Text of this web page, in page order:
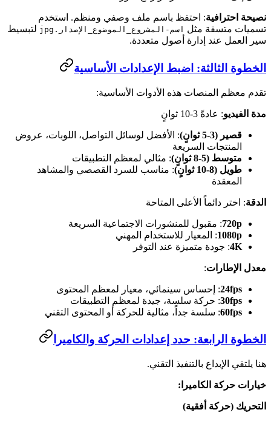
نصيحة احترافية: احتفظ باسم ملف وصفي ومنظم. استخدم
تسميات متسقة مثل
اسم-المشروع_الموضوع_الإصدار.jpg
لتبسيط
سير العمل عند إدارة أصول متعددة.
الخطوة الثالثة: اضبط الإعدادات الأساسية
تقدم معظم المنصات هذه الأدوات الأساسية:
مدة الفيديو: عادةً 3-10 ثوانٍ
قصير (3-5 ثوانٍ)
: الأفضل لوسائل التواصل، اللوبات، عروض
المنتجات السريعة
متوسط (5-8 ثوانٍ)
: مثالي لمعظم التطبيقات
طويل (8-10 ثوانٍ)
: مناسب للسرد القصصي والمشاهد
المعقدة
الدقة: اختر دائماً الأعلى المتاحة
720p: مقبول للمنشورات الاجتماعية السريعة
1080p: المعيار للاستخدام المهني
4K: جودة متميزة عند التوفر
معدل الإطارات:
24fps: إحساس سينمائي، معيار لمعظم المحتوى
30fps: حركة سلسة، جيدة لمعظم التطبيقات
60fps: سلسة جداً، مثالية للحركة أو المحتوى التقني
الخطوة الرابعة: حدد إعدادات الحركة والكاميرا
هنا يلتقي الإبداع بالتنفيذ التقني.
خيارات حركة الكاميرا:
التحريك (حركة أفقية)